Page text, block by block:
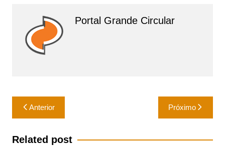
at
s
A
p
e
b
e
Portal Grande Circular
Navegação
de
Post
Anterior Próximo
Related post